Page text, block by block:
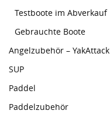
Testboote im Abverkauf
Gebrauchte Boote
Angelzubehör – YakAttack
SUP
Paddel
Paddelzubehör